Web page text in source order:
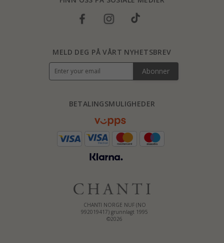
CHANTI NORGE NUF (NO
992019417) grunnlagt 1995
©2026
BETALINGSMULIGHEDER
MELD DEG PÅ VÅRT NYHETSBREV
Abonner